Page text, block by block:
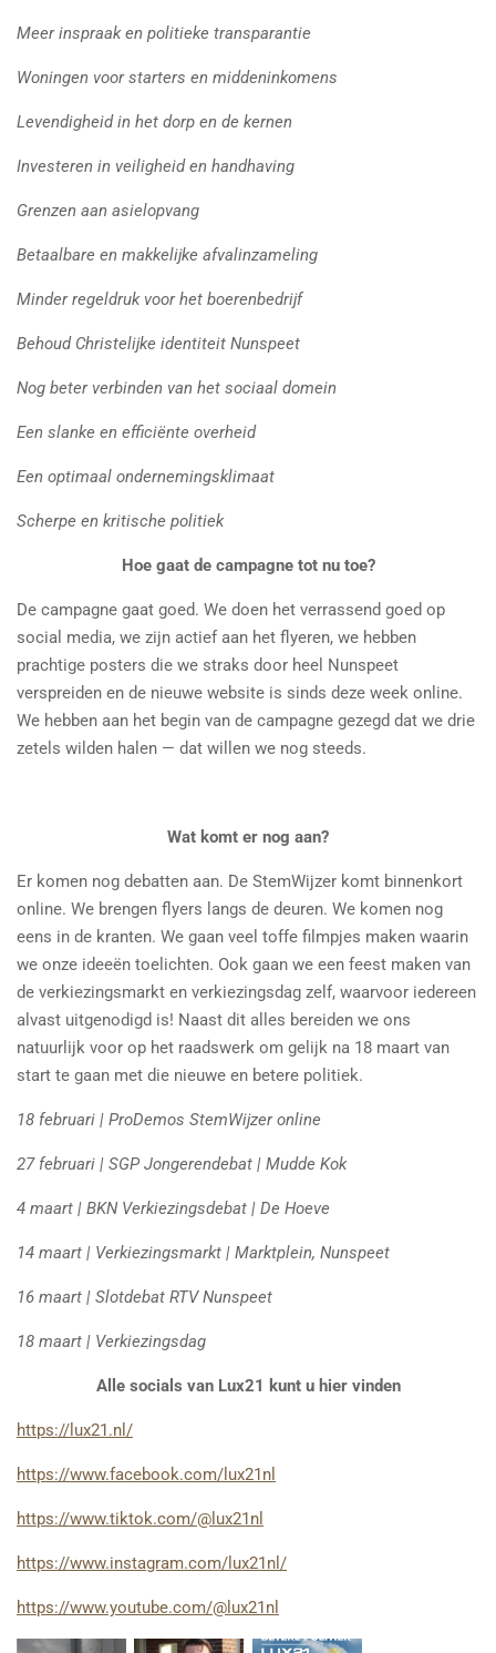
Meer inspraak en politieke transparantie
Woningen voor starters en middeninkomens
Levendigheid in het dorp en de kernen
Investeren in veiligheid en handhaving
Grenzen aan asielopvang
Betaalbare en makkelijke afvalinzameling
Minder regeldruk voor het boerenbedrijf
Behoud Christelijke identiteit Nunspeet
Nog beter verbinden van het sociaal domein
Een slanke en efficiënte overheid
Een optimaal ondernemingsklimaat
Scherpe en kritische politiek
Hoe gaat de campagne tot nu toe?
De campagne gaat goed. We doen het verrassend goed op
social media, we zijn actief aan het flyeren, we hebben
prachtige posters die we straks door heel Nunspeet
verspreiden en de nieuwe website is sinds deze week online.
We hebben aan het begin van de campagne gezegd dat we drie
zetels wilden halen — dat willen we nog steeds.
Wat komt er nog aan?
Er komen nog debatten aan. De StemWijzer komt binnenkort
online. We brengen flyers langs de deuren. We komen nog
eens in de kranten. We gaan veel toffe filmpjes maken waarin
we onze ideeën toelichten. Ook gaan we een feest maken van
de verkiezingsmarkt en verkiezingsdag zelf, waarvoor iedereen
alvast uitgenodigd is! Naast dit alles bereiden we ons
natuurlijk voor op het raadswerk om gelijk na 18 maart van
start te gaan met die nieuwe en betere politiek.
18 februari | ProDemos StemWijzer online
27 februari | SGP Jongerendebat | Mudde Kok
4 maart | BKN Verkiezingsdebat | De Hoeve
14 maart | Verkiezingsmarkt | Marktplein, Nunspeet
16 maart | Slotdebat RTV Nunspeet
18 maart | Verkiezingsdag
Alle socials van Lux21 kunt u hier vinden
https://lux21.nl/
https://www.facebook.com/lux21nl
https://www.tiktok.com/@lux21nl
https://www.instagram.com/lux21nl/
https://www.youtube.com/@lux21nl